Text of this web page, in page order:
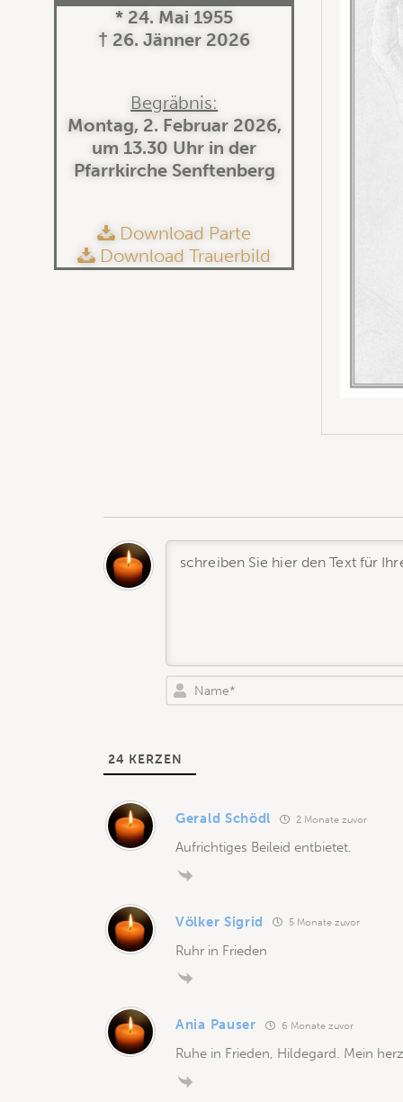
* 24. Mai 1955
† 26. Jänner 2026
Begräbnis:
Montag, 2. Februar 2026,
um 13.30 Uhr in der
Pfarrkirche Senftenberg
Download Parte
Download Trauerbild
24 KERZEN
Gerald Schödl 2 Monate zuvor
Aufrichtiges Beileid entbietet.
Völker Sigrid 5 Monate zuvor
Ruhr in Frieden
Ania Pauser 6 Monate zuvor
Ruhe in Frieden, Hildegard. Mein